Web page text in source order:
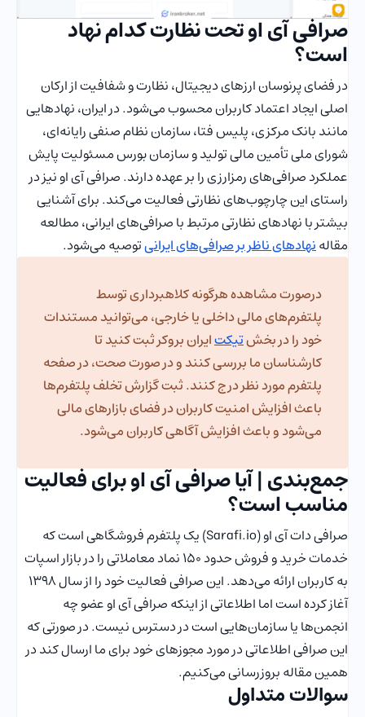
صرافی آی او تحت نظارت کدام نهاد
است؟
در فضای پرنوسان ارزهای دیجیتال، نظارت و شفافیت از ارکان
اصلی ایجاد اعتماد کاربران محسوب می‌شود. در ایران، نهادهایی
مانند بانک مرکزی، پلیس فتا، سازمان نظام صنفی رایانه‌ای،
شورای ملی تأمین مالی تولید و سازمان بورس مسئولیت پایش
عملکرد صرافی‌های رمزارزی را بر عهده دارند. صرافی آی او نیز در
راستای این چارچوب‌های نظارتی فعالیت می‌کند. برای آشنایی
بیشتر با نهادهای نظارتی مرتبط با صرافی‌های ایرانی، مطالعه
مقالهنهادهای ناظر بر صرافی‌های ایرانیتوصیه می‌شود.
درصورت مشاهده هرگونه کلاهبرداری توسط
پلتفرم‌های مالی داخلی یا خارجی، می‌توانید مستندات
خود را در بخشتیکتایران بروکر ثبت کنید تا
کارشناسان ما بررسی کنند و در صورت صحت، در صفحه
پلتفرم مورد نظر درج کنند. ثبت گزارش تخلف پلتفرم‌ها
باعث افزایش امنیت کاربران در فضای بازارهای مالی
می‌شود و باعث افزایش آگاهی کاربران می‌شود.
جمع‌بندی | آیا صرافی آی او برای فعالیت
مناسب است؟
صرافی دات آی او (Sarafi.io) یک پلتفرم فروشگاهی است که
خدمات خرید و فروش حدود 150 نماد معاملاتی را در بازار اسپات
به کاربران ارائه می‌دهد. این صرافی فعالیت خود را از سال 1398
آغاز کرده است اما اطلاعاتی از اینکه صرافی آی او عضو چه
انجمن‌ها یا سازمان‌هایی است در دسترس نیست. در صورتی که
این صرافی اطلاعاتی در مورد مجوزهای خود برای ما ارسال کند در
همین مقاله بروزرسانی می‌کنیم.
سوالات متداول